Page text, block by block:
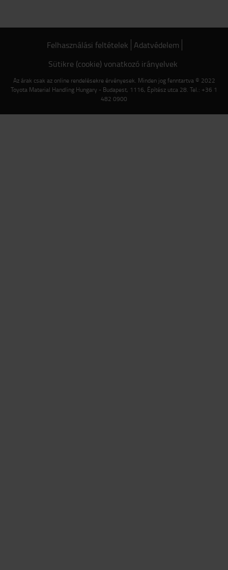
Felhasználási feltételek Adatvédelem
Sütikre (cookie) vonatkozó irányelvek
Az árak csak az online rendelésekre érvényesek. Minden jog fenntartva © 2022
Toyota Material Handling Hungary - Budapest, 1116, Építész utca 28. Tel.: +36 1
482 0900